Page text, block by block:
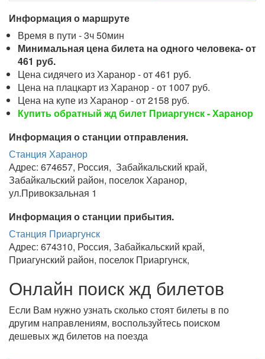
Информация о маршруте
Время в пути - 3ч 50мин
Минимальная цена билета на одного человека- от
461 руб.
Цена сидячего из Харанор - от 461 руб.
Цена на плацкарт из Харанор - от 1007 руб.
Цена на купе из Харанор - от 2158 руб.
Купить обратный жд билет Приаргунск - Харанор
Информация о станции отправления.
Станция Харанор
Адрес: 674657, Россия, Забайкальский край,
Забайкальский район, поселок Харанор,
ул.Привокзальная 1
Информация о станции прибытия.
Станция Приаргунск
Адрес: 674310, Россия, Забайкальский край,
Приагунский район, поселок Приаргунск,
Онлайн поиск жд билетов
Если Вам нужно узнать сколько стоят билеты в по
другим направлениям, воспользуйтесь поиском
дешевых жд билетов на поезда